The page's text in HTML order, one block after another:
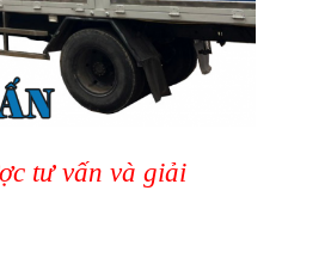
tư vấn và giải